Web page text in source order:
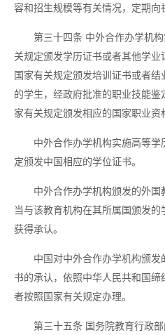
容和招生规模等有关情况，定期向
第三十四条 中外合作办学机
关规定颁发学历证书或者其他学
国家有关规定颁发培训证书或者结
的学生，经政府批准的职业技能鉴
家有关规定颁发相应的国家职业资
中外合作办学机构实施高等学
定颁发中国相应的学位证书。
中外合作办学机构颁发的外国
当与该教育机构在其所属国颁发
获得承认。
中国对中外合作办学机构颁发
书的承认，依照中华人民共和国
者按照国家有关规定办理。
第三十五条 国务院教育行政